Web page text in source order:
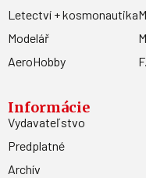
Letectví + kosmonautika
Modelář
AeroHobby
Informácie
Vydavateľstvo
Predplatné
Archív